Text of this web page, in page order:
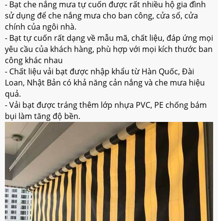
- Bạt che nắng mưa tự cuốn được rất nhiều hộ gia đình
sử dụng để che nắng mưa cho ban công, cửa sổ, cửa
chính của ngôi nhà.
- Bạt tự cuốn rất dạng về mẫu mã, chất liệu, đáp ứng mọi
yêu cầu của khách hàng, phù hợp với mọi kích thước ban
công khác nhau
- Chất liệu vải bạt được nhập khẩu từ Hàn Quốc, Đài
Loan, Nhật Bản có khả năng cản nắng và che mưa hiệu
quả.
- Vải bạt được tráng thêm lớp nhựa PVC, PE chống bám
bụi làm tăng độ bền.